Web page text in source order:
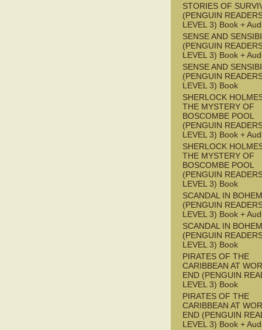
STORIES OF
(PENGUIN
LEVEL 3) Book +
SENSE AND
(PENGUIN
LEVEL 3) Book +
SENSE AND
(PENGUIN
LEVEL 3) Book
SHERLOCK
THE MYSTERY OF
BOSCOMBE POOL
(PENGUIN
LEVEL 3) Book +
SHERLOCK
THE MYSTERY OF
BOSCOMBE POOL
(PENGUIN
LEVEL 3) Book
SCANDAL IN
(PENGUIN
LEVEL 3) Book +
SCANDAL IN
(PENGUIN
LEVEL 3) Book
PIRATES OF THE
CARIBBEAN AT
END (PENGUIN
LEVEL 3) Book
PIRATES OF THE
CARIBBEAN AT
END (PENGUIN
LEVEL 3) Book +